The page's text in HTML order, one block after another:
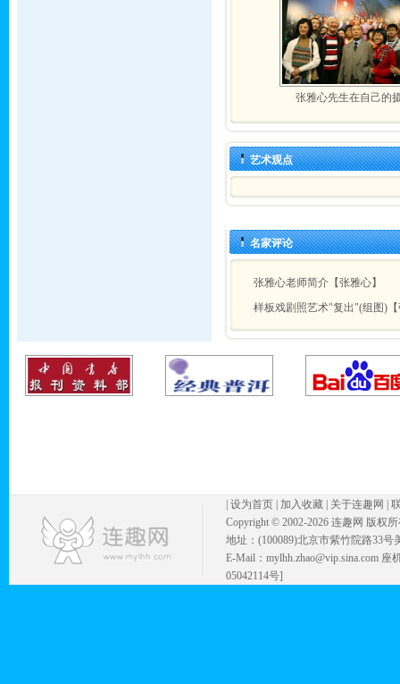
张雅心先生在自己的
艺术观点
名家评论
张雅心老师简介【张雅心】
样板戏剧照艺术"复出"(组图)
设为首页 加入收藏 关于连趣网
Copyright © 2002-2026 连趣网 版权
地址：(100089)北京市紫竹院路33号
E-Mail：mylhh.zhao@vip.sina.com
05042114号]